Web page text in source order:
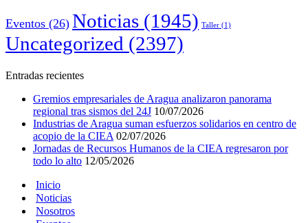
Eventos (26) Noticias (1945) Taller (1)
Uncategorized (2397)
Entradas recientes
Gremios empresariales de Aragua analizaron panorama
regional tras sismos del 24J 10/07/2026
Industrias de Aragua suman esfuerzos solidarios en centro de
acopio de la CIEA 02/07/2026
Jornadas de Recursos Humanos de la CIEA regresaron por
todo lo alto 12/05/2026
Inicio
Noticias
Nosotros